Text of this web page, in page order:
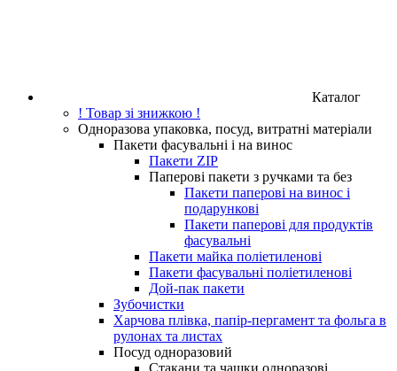
Каталог
! Товар зі знижкою !
Одноразова упаковка, посуд, витратні матеріали
Пакети фасувальні і на винос
Пакети ZIP
Паперові пакети з ручками та без
Пакети паперові на винос і
подарункові
Пакети паперові для продуктів
фасувальні
Пакети майка поліетиленові
Пакети фасувальні поліетиленові
Дой-пак пакети
Зубочистки
Харчова плівка, папір-пергамент та фольга в
рулонах та листах
Посуд одноразовий
Стакани та чашки одноразові